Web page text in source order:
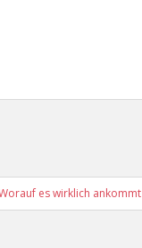
es wirklich ankommt